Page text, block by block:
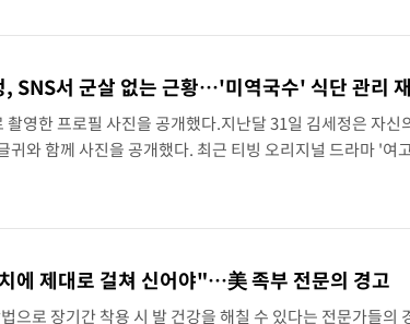
SNS서 군살 없는 근황…'미역국수' 식단 관리
촬영한 프로필 사진을 공개했다.지난달 31일 김세정은 자신
와 함께 사진을 공개했다. 최근 티빙 오리지널 드라마 '여
이어가는 가운데 근황을 밝혔다.사진 속 김세정은 흰색 상의
에 제대로 걸쳐 신어야"…美 족부 전문의 경고
으로 장기간 착용 시 발 건강을 해칠 수 있다는 전문가들의